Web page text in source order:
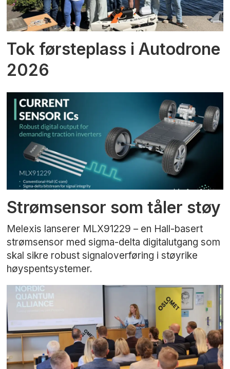
Tok førsteplass i Autodrone
2026
Strømsensor som tåler støy
Melexis lanserer MLX91229 – en Hall-basert
strømsensor med sigma-delta digitalutgang som
skal sikre robust signaloverføring i støyrike
høyspentsystemer.